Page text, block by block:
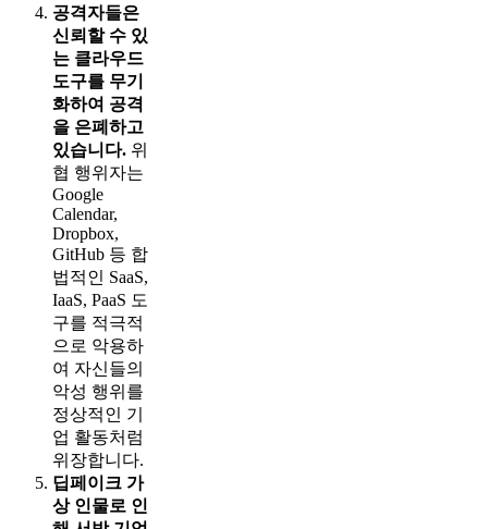
공격자들은
신뢰할 수 있
는 클라우드
도구를 무기
화하여 공격
을 은폐하고
있습니다. 위
협 행위자는
Google
Calendar,
Dropbox,
GitHub 등 합
법적인 SaaS,
IaaS, PaaS 도
구를 적극적
으로 악용하
여 자신들의
악성 행위를
정상적인 기
업 활동처럼
위장합니다.
딥페이크 가
상 인물로 인